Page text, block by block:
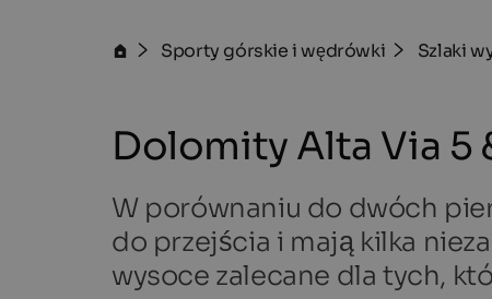
Sporty górskie i wędrówki Szlaki
Dolomity Alta Via 5
W porównaniu do dwóch
do przejścia i mają kilka
wysoce zalecane dla tych,